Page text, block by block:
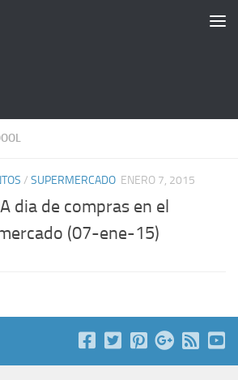
/ SUPERMERCADO ENERO 7, 2015
dia de compras en el
(07-ene-15)